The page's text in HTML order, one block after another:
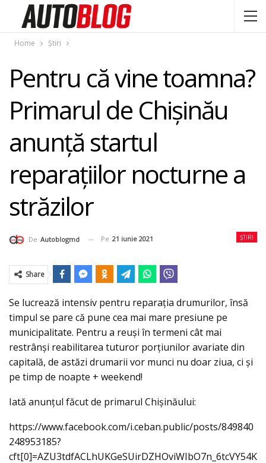
Home Știri
Pentru că vine toamna?
Primarul de Chișinău
anunță startul
reparațiilor nocturne a
străzilor
ȘTIRI
De Autoblogmd Pe 21 iunie 2021
Share
Se lucrează intensiv pentru reparația drumurilor, însă
timpul se pare că pune cea mai mare presiune pe
municipalitate. Pentru a reuşi în termeni cât mai
restrânși reabilitarea tuturor porțiunilor avariate din
capitală, de astăzi drumarii vor munci nu doar ziua, ci şi
pe timp de noapte + weekend!
Iată anunţul făcut de primarul Chişinăului:
https://www.facebook.com/i.ceban.public/posts/849840
248953185?
cft[0]=AZU3tdfACLhUKGeSUirDZHOviWIbO7n_6tcVY54K